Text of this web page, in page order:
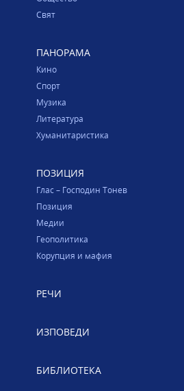
Свят
ПАНОРАМА
Кино
Спорт
Музика
Литература
Хуманитаристика
ПОЗИЦИЯ
Глас – Господин Тонев
Позиция
Медии
Геополитика
Корупция и мафия
РЕЧИ
ИЗПОВЕДИ
БИБЛИОТЕКА